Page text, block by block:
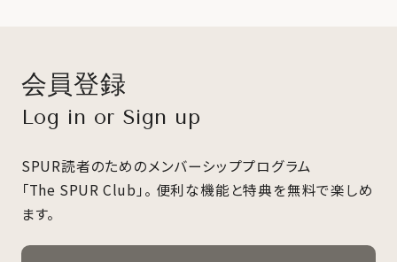
会員登録
Log in or Sign up
SPUR読者のためのメンバーシッププログラム
「The SPUR Club」。 便利な機能と特典を無料で楽しめ
ます。